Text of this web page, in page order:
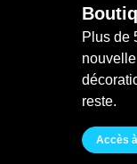
Plus de
reste.
Accès